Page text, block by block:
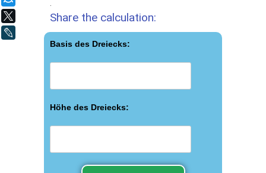
Share the calculation:
Basis des Dreiecks:
Höhe des Dreiecks:
LiveJournal